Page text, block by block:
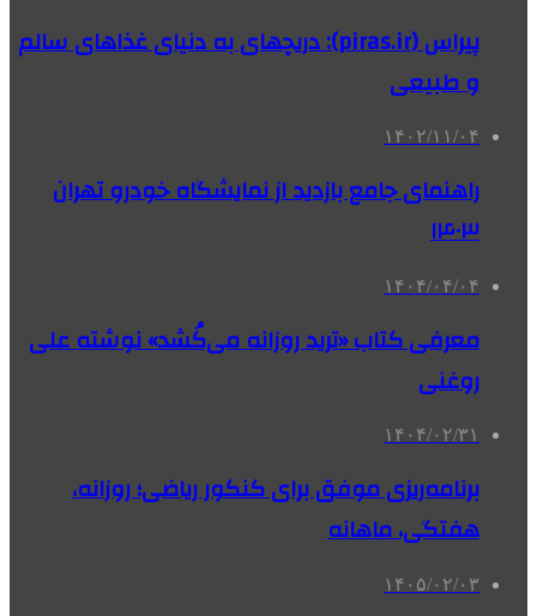
پیراس (piras.ir): دریچهای به دنیای غذاهای سالم
و طبیعی
۱۴۰۲/۱۱/۰۴
راهنمای جامع بازدید از نمایشگاه خودرو تهران
۱۴۰۳
۱۴۰۴/۰۴/۰۴
معرفی کتاب «ترید روزانه می‌کُشد» نوشته علی
روغنی
۱۴۰۴/۰۲/۳۱
برنامه‌ریزی موفق برای کنکور ریاضی؛ روزانه،
هفتگی، ماهانه
۱۴۰۵/۰۲/۰۳